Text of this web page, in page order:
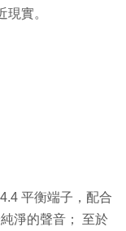
實。
平衡端子，配合
淨的聲音； 至於